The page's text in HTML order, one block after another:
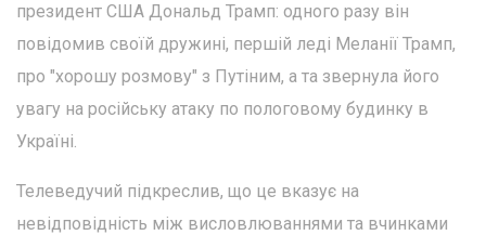
президент США Дональд Трамп: одного разу він
повідомив своїй дружині, першій леді Меланії Трамп,
про "хорошу розмову" з Путіним, а та звернула його
увагу на російську атаку по пологовому будинку в
Україні.
Телеведучий підкреслив, що це вказує на
невідповідність між висловлюваннями та вчинками